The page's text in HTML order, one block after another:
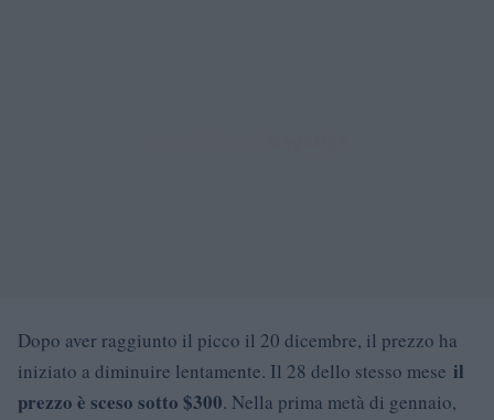
Dopo aver raggiunto il picco il 20 dicembre, il prezzo ha
iniziato a diminuire lentamente. Il 28 dello stesso mese il
prezzo è sceso sotto $300. Nella prima metà di gennaio,